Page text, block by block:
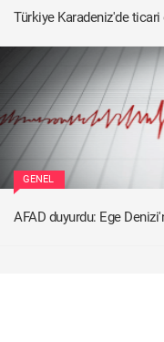
Türkiye Karadeniz'de ticari
GENEL
AFAD duyurdu: Ege